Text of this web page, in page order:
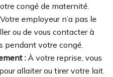
congé de maternité.
Votre employeur n’a pas le
ou de vous contacter à
pendant votre congé.
: À votre reprise, vous
allaiter ou tirer votre lait.